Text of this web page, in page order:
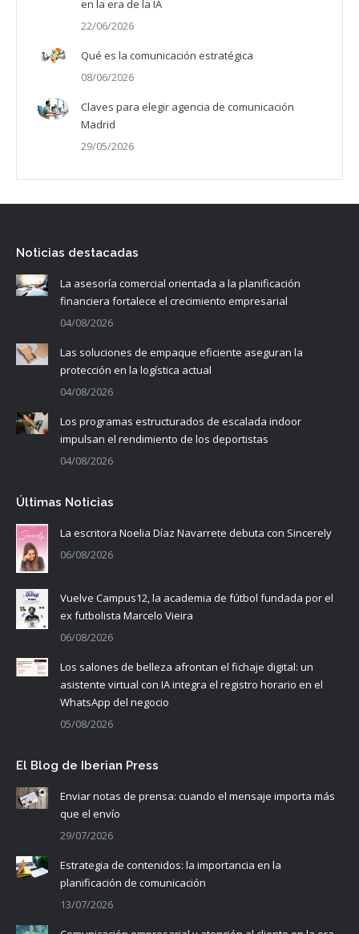
en la era de la IA
22/06/2026
Qué es la comunicación estratégica
08/06/2026
Claves para elegir agencia de comunicación
Madrid
29/05/2026
Noticias destacadas
La asesoría comercial orientada a la planificación
financiera fortalece el crecimiento empresarial
04/08/2026
Las soluciones de empaque eficiente aseguran la
protección en la logística actual
04/08/2026
Los programas estructurados de escalada indoor
impulsan el rendimiento de los deportistas
04/08/2026
Últimas Noticias
La escritora Noelia Díaz Navarrete debuta con Sincerely
06/08/2026
Vuelve Campus12, la academia de fútbol fundada por el
ex futbolista Marcelo Vieira
06/08/2026
Los salones de belleza afrontan el fichaje digital: un
asistente virtual con IA integra el registro horario en el
WhatsApp del negocio
05/08/2026
El Blog de Iberian Press
Enviar notas de prensa: cuando el mensaje importa más
que el envío
29/07/2026
Estrategia de contenidos: la importancia en la
planificación de comunicación
13/07/2026